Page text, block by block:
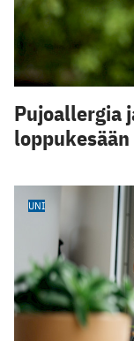
Pujoallergia
loppukesään
UNI